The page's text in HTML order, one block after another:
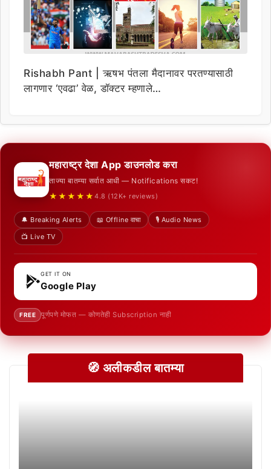
Rishabh Pant | ऋषभ पंतला मैदानावर परतण्यासाठी
लागणार ‘एवढा’ वेळ, डॉक्टर म्हणाले…
महाराष्ट्र देशा App डाउनलोड करा
ताज्या बातम्या सर्वात आधी — Notifications सकट!
★★★★★ 4.8 (12K+ reviews)
🔔 Breaking Alerts 📖 Offline वाचा
🎙️ Audio News
📺 Live TV
GET IT ON
Google Play
FREE पूर्णपणे मोफत — कोणतेही Subscription नाही
🧭 अलीकडील बातम्या